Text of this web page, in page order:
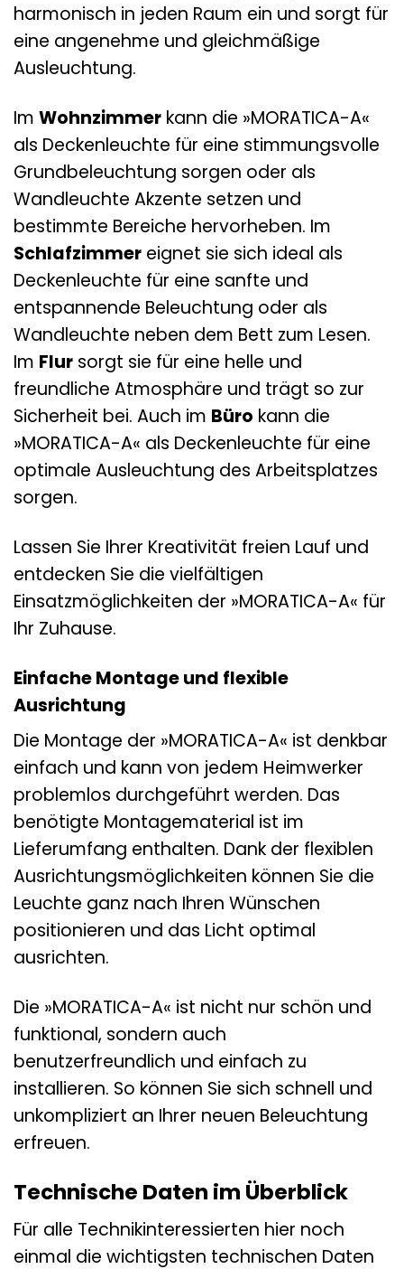
harmonisch in jeden Raum ein und sorgt für
eine angenehme und gleichmäßige
Ausleuchtung.
Im Wohnzimmer kann die »MORATICA-A«
als Deckenleuchte für eine stimmungsvolle
Grundbeleuchtung sorgen oder als
Wandleuchte Akzente setzen und
bestimmte Bereiche hervorheben. Im
Schlafzimmer eignet sie sich ideal als
Deckenleuchte für eine sanfte und
entspannende Beleuchtung oder als
Wandleuchte neben dem Bett zum Lesen.
Im Flur sorgt sie für eine helle und
freundliche Atmosphäre und trägt so zur
Sicherheit bei. Auch im Büro kann die
»MORATICA-A« als Deckenleuchte für eine
optimale Ausleuchtung des Arbeitsplatzes
sorgen.
Lassen Sie Ihrer Kreativität freien Lauf und
entdecken Sie die vielfältigen
Einsatzmöglichkeiten der »MORATICA-A« für
Ihr Zuhause.
Einfache Montage und flexible
Ausrichtung
Die Montage der »MORATICA-A« ist denkbar
einfach und kann von jedem Heimwerker
problemlos durchgeführt werden. Das
benötigte Montagematerial ist im
Lieferumfang enthalten. Dank der flexiblen
Ausrichtungsmöglichkeiten können Sie die
Leuchte ganz nach Ihren Wünschen
positionieren und das Licht optimal
ausrichten.
Die »MORATICA-A« ist nicht nur schön und
funktional, sondern auch
benutzerfreundlich und einfach zu
installieren. So können Sie sich schnell und
unkompliziert an Ihrer neuen Beleuchtung
erfreuen.
Technische Daten im Überblick
Für alle Technikinteressierten hier noch
einmal die wichtigsten technischen Daten